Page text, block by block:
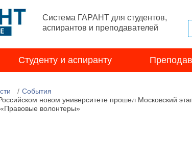
Система ГАРАНТ для студентов,
аспирантов и преподавателей
Студенту и аспиранту
События
новом университете прошел Московский
волонтеры»